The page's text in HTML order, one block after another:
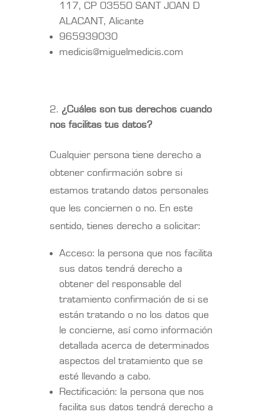
117, CP 03550 SANT JOAN D
ALACANT, Alicante
965939030
medicis@miguelmedicis.com
¿Cuáles son tus derechos cuando
nos facilitas tus datos?
Cualquier persona tiene derecho a
obtener confirmación sobre si
estamos tratando datos personales
que les conciernen o no. En este
sentido, tienes derecho a solicitar:
Acceso: la persona que nos facilita
sus datos tendrá derecho a
obtener del responsable del
tratamiento confirmación de si se
están tratando o no los datos que
le concierne, así como información
detallada acerca de determinados
aspectos del tratamiento que se
esté llevando a cabo.
Rectificación: la persona que nos
facilita sus datos tendrá derecho a